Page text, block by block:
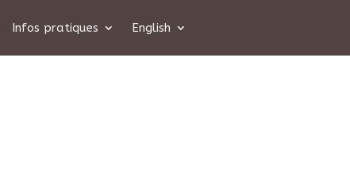
Infos pratiques English